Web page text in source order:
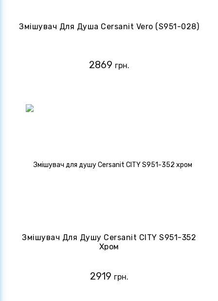
Змішувач Для Душа Cersanit Vero (S951-028)
2869 грн.
Змішувач Для Душу Cersanit CITY S951-352
Хром
2919 грн.